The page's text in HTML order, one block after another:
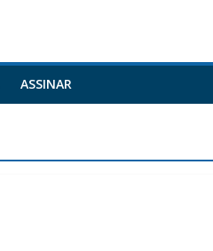
ASSINAR